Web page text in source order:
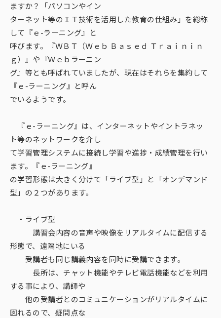
ますか？「パソコンやイン
ターネット等のＩＴ技術を活用した教育の仕組み」を総称
して『ｅ-ラーニング』と
呼びます。『ＷＢＴ（Ｗｅｂ Ｂａｓｅｄ Ｔｒａｉｎｉｎ
ｇ）』や『Ｗｅｂラーニン
グ』等とも呼ばれていましたが、現在はそれらを集約して
『ｅ-ラーニング』と呼ん
でいるようです。
『ｅ-ラーニング』は、インターネットやイントラネッ
ト等のネットワークを介し
て学習管理システムに接続し学習や進捗・成績管理を行い
ます。『ｅ-ラーニング』
の学習形態は大きく分けて「ライブ型」と「オンデマンド
型」の２つがあります。
・ライブ型
講習会内容の音声や映像をリアルタイムに配信する
形態で、遠隔地にいる
受講者も同じ講義内容を同時に受講できます。
長所は、チャット機能やテレビ電話機能などを利用
する事により、講師や
他の受講者とのコミュニケーションがリアルタイムに
図れるので、疑問点な